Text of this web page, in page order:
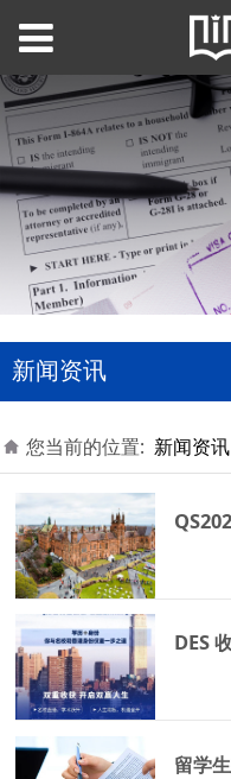
新闻资讯
您当前的位置: 新闻资讯